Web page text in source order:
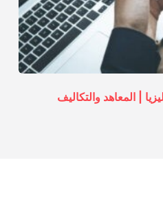
| المعاهد والتكاليف